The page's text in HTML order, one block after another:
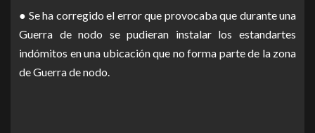
● Se ha corregido el error que provocaba que durante una
Guerra de nodo se pudieran instalar los estandartes
indómitos en una ubicación que no forma parte de la zona
de Guerra de nodo.